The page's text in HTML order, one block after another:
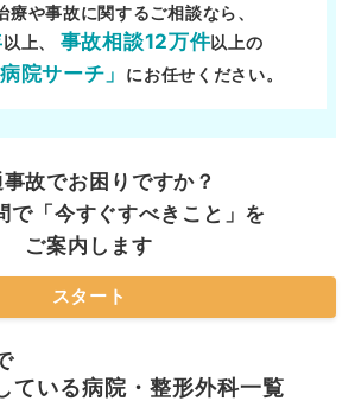
療や事故に関するご相談なら、
以上、 事故相談12万件以上の
院サーチ」 にお任せください。
故でお困りですか？
で「今すぐすべきこと」を
ご案内します
スタート
ている病院・整形外科一覧